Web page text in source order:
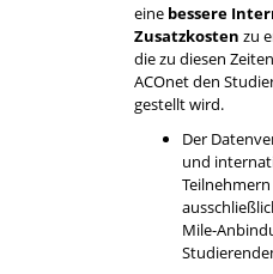
eine bessere
Zusatzkosten zu
die zu diesen
ACOnet den
gestellt wird.
Der
und
Mile-